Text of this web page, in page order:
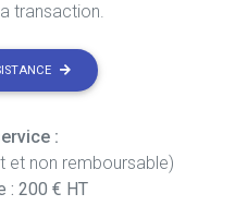
transaction.
:
et non remboursable)
: 200 € HT